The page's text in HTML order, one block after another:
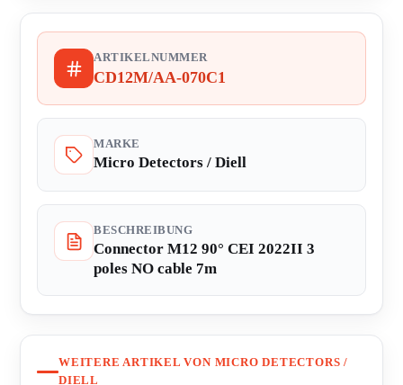
ARTIKELNUMMER
CD12M/AA-070C1
MARKE
Micro Detectors / Diell
BESCHREIBUNG
Connector M12 90° CEI 2022II 3
poles NO cable 7m
WEITERE ARTIKEL VON MICRO DETECTORS /
DIELL